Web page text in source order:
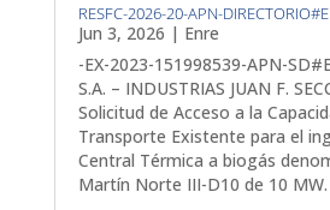
RESFC-2026-20-APN-
Jun 3, 2026 | Enre
-EX-2023-151998539-APN-
S.A. – INDUSTRIAS JUAN F.
Solicitud de Acceso a la
Transporte Existente para el
Central Térmica a biogás
Martín Norte III-D10 de 10 MW.